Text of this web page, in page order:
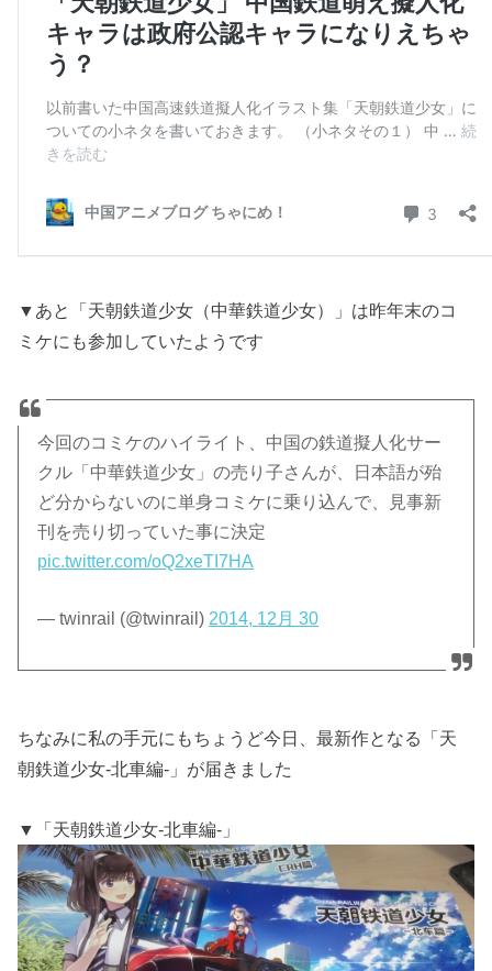
▼あと「天朝鉄道少女（中華鉄道少女）」は昨年末のコ
ミケにも参加していたようです
今回のコミケのハイライト、中国の鉄道擬人化サー
クル「中華鉄道少女」の売り子さんが、日本語が殆
ど分からないのに単身コミケに乗り込んで、見事新
刊を売り切っていた事に決定
pic.twitter.com/oQ2xeTI7HA
— twinrail (@twinrail) 2014, 12月 30
ちなみに私の手元にもちょうど今日、最新作となる「天
朝鉄道少女-北車編-」が届きました
▼「天朝鉄道少女-北車編-」